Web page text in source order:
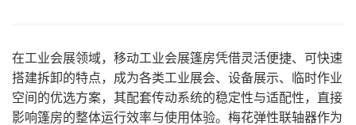
在工业会展领域，移动工业会展篷房凭借灵活便捷、可快速
搭建拆卸的特点，成为各类工业展会、设备展示、临时作业
空间的优选方案，其配套传动系统的稳定性与适配性，直接
影响篷房的整体运行效率与使用体验。梅花弹性联轴器作为